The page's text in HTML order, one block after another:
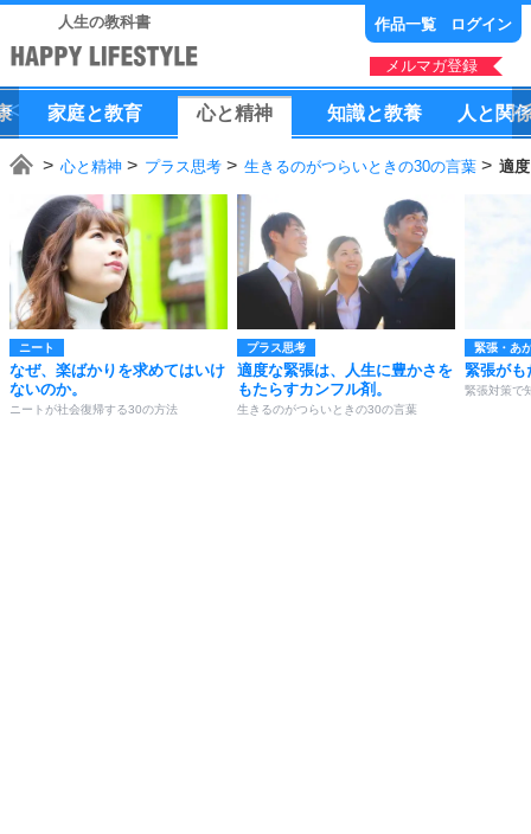
人生の教科書 作品一覧 ログイン
メルマガ登録
家庭と教育 心と精神 知識と教養 人 と 関
心と精神 プラス思考 生きるのがつらいときの30の言葉 適
ニート
なぜ、楽ばかりを求めてはいけ
ないのか。
ニートが社会復帰する30の方法
プラス思考
適度な緊張は、人生に豊かさを
もたらすカンフル剤。
生きるのがつらいときの30の言葉
緊張・あ
緊張がも
緊張対策で